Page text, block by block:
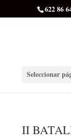
622 86
Seleccionar
II